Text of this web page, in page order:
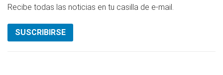
Recibe todas las noticias en tu casilla de e-mail.
SUSCRIBIRSE